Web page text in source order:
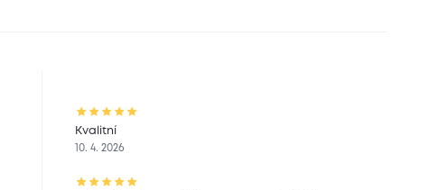
Kvalitní
10. 4. 2026